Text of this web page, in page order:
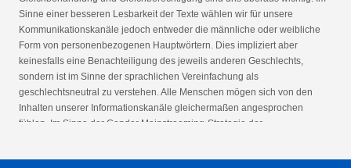
Sinne einer besseren Lesbarkeit der Texte wählen wir für unsere
Kommunikationskanäle jedoch entweder die männliche oder weibliche
Form von personenbezogenen Hauptwörtern. Dies impliziert aber
keinesfalls eine Benachteiligung des jeweils anderen Geschlechts,
sondern ist im Sinne der sprachlichen Vereinfachung als
geschlechtsneutral zu verstehen. Alle Menschen mögen sich von den
Inhalten unserer Informationskanäle gleichermaßen angesprochen
fühlen. Im Sinne der Gender Mainstreaming-Strategie der